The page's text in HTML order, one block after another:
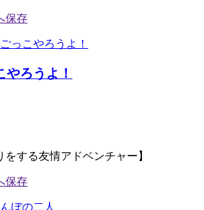
やろうよ！
をする友情アドベンチャー】